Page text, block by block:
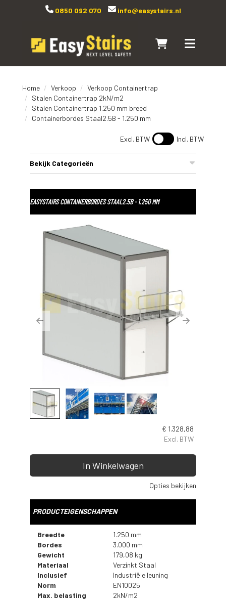
0850 092 070 info@easystairs.nl
Naar winkelwagen
Toggle
Home Verkoop
Verkoop Containertrap
Stalen Containertrap 2kN/m2
Stalen Containertrap 1.250 mm breed
Containerbordes Staal2.5B - 1.250 mm
Excl. BTW Incl. BTW
Bekijk Categorieën
EASYSTAIRS CONTAINERBORDES STAAL2.5B - 1.250 MM
Previous Next
€ 1.328,88
Excl. BTW
In Winkelwagen
Opties bekijken
PRODUCTEIGENSCHAPPEN
Breedte
1.250 mm
Bordes
3.000 mm
Gewicht
179,08 kg
Materiaal
Verzinkt Staal
Inclusief
Industriële leuning
Norm
EN10025
Max. belasting
2kN/m2